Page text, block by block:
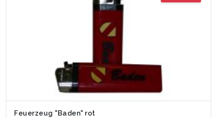
Feuerzeug "Baden" rot